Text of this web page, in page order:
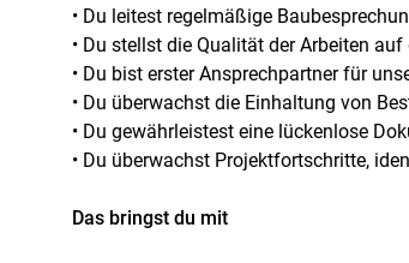
• Du leitest regelmäßige
• Du stellst die Qualität der Arbeiten
• Du bist erster Ansprechpartner für
• Du überwachst die Einhaltung von
• Du gewährleistest eine lückenlose
• Du überwachst Projektfortschritte,
Das bringst du mit